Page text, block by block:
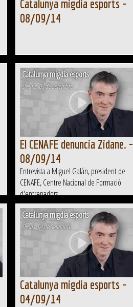
Catalunya migdia esports -
08/09/14
Catalunya migdia esports
Dilluns, 08 de Setembre
El CENAFE denuncia Zidane. -
08/09/14
Entrevista a Miguel Galán, president de
CENAFE, Centre Nacional de Formació
d'entrenadors
Catalunya migdia esports
Dijous, 04 de Setembre
Catalunya migdia esports -
04/09/14